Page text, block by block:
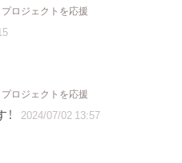
ロジェクトを応援
ロジェクトを応援
2024/07/02 13:57